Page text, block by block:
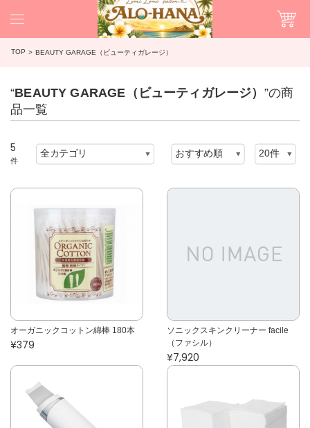
TOP BEAUTY GARAGE（ビューティガレージ）
“BEAUTY GARAGE（ビューティガレージ） ”の商
品一覧
5
件
オーガニックコットン綿棒 180本
¥379
ソニックスキンクリーナー facile
（ファシル）
¥7,920